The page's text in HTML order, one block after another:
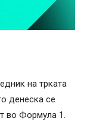
на трката
денеска се
во Формула 1.